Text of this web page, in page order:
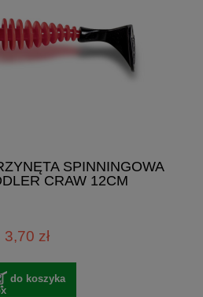
SPINNINGOWA
CRAW 12CM
3,70 zł
do koszyka